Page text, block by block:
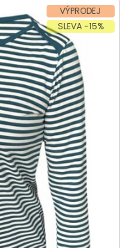
VÝPRODEJ
SLEVA -15%